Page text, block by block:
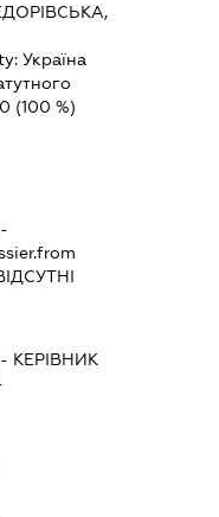
Україна
(100 %)
-
- КЕРІВНИК